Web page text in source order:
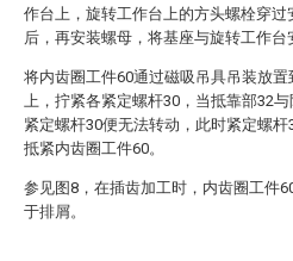
作台上，旋转工作台上的方头螺栓穿过
后，再安装螺母，将基座与旋转工作台
将内齿圈工件60通过磁吸吊具吊装放置
上，拧紧各紧定螺杆30，当抵靠部32与
紧定螺杆30便无法转动，此时紧定螺
抵紧内齿圈工件60。
参见图8，在插齿加工时，内齿圈工件
于排屑。